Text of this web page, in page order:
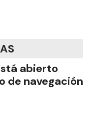
abierto
de navegación